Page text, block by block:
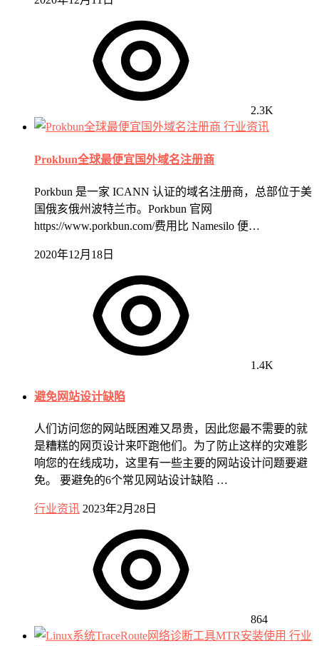
2.3K
行业资讯
Prokbun全球最便宜国外域名注册商
Porkbun 是一家 ICANN 认证的域名注册商，总部位于美
国俄亥俄州波特兰市。Porkbun 官网
https://www.porkbun.com/费用比 Namesilo 便…
2020年12月18日
1.4K
避免网站设计缺陷
人们访问您的网站既困难又昂贵，因此您最不需要的就
是糟糕的网页设计来吓跑他们。为了防止这样的灾难影
响您的在线成功，这里有一些主要的网站设计问题要避
免。 要避免的6个常见网站设计缺陷 …
行业资讯 2023年2月28日
864
行业